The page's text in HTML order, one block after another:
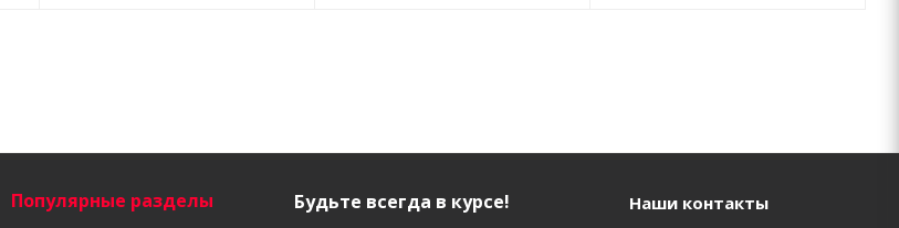
Популярные разделы Будьте всегда в курсе! Наши контакты